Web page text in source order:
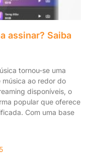
assinar? Saiba
tornou-se uma
ao redor do
disponíveis, o
popular que oferece
Com uma base
5